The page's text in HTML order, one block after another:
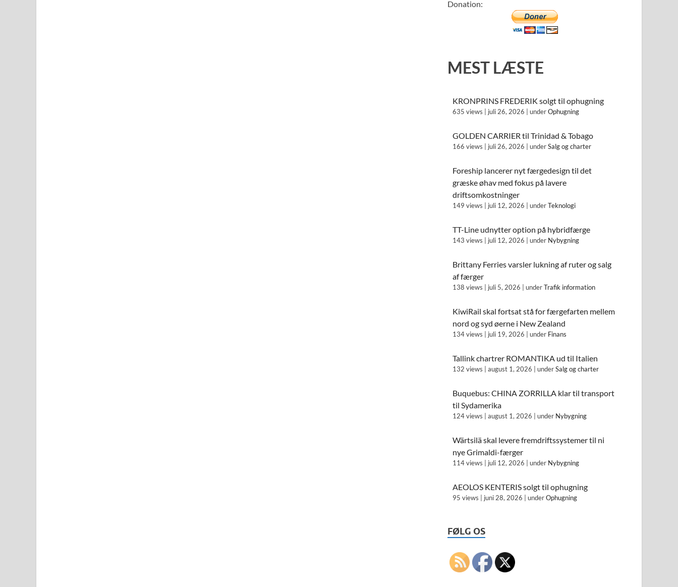
Donation:
MEST LÆSTE
KRONPRINS FREDERIK solgt til ophugning
635 views juli 26, 2026 |underOphugning
GOLDEN CARRIER til Trinidad & Tobago
166 views juli 26, 2026 |underSalg og charter
Foreship lancerer nyt færgedesign til det
græske øhav med fokus på lavere
driftsomkostninger
149 views juli 12, 2026 |underTeknologi
TT-Line udnytter option på hybridfærge
143 views juli 12, 2026 |under Nybygning
Brittany Ferries varsler lukning af ruter og salg
af færger
138 views juli 5, 2026 |underTrafik information
KiwiRail skal fortsat stå for færgefarten mellem
nord og syd øerne i New Zealand
134 views juli 19, 2026 |under Finans
Tallink chartrer ROMANTIKA ud til Italien
132 views |august 1, 2026 |underSalg og charter
Buquebus: CHINA ZORRILLA klar til transport
til Sydamerika
124 views |august 1, 2026 |under Nybygning
Wärtsilä skal levere fremdriftssystemer til ni
nye Grimaldi-færger
114 views juli 12, 2026 |under Nybygning
AEOLOS KENTERIS solgt til ophugning
95 views juni 28, 2026 |underOphugning
FØLG OS